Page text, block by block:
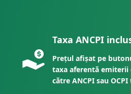
Taxa ANCPI
Prețul afișat pe
taxa aferentă
către ANCPI sau